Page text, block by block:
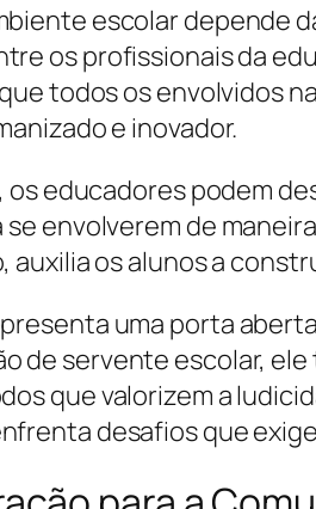
escolar depende
os profissionais da
todos os envolvidos
e inovador.
educadores podem
envolverem de
auxilia os alunos a
uma porta
de servente escolar,
que valorizem a
desafios que